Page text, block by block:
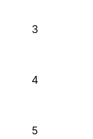
3
4
5